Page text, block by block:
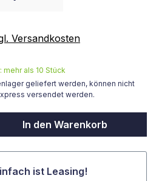
Versandkosten
als 10 Stück
geliefert werden, können nicht
versendet werden.
Gib den
In den Warenkorb
ist Leasing!